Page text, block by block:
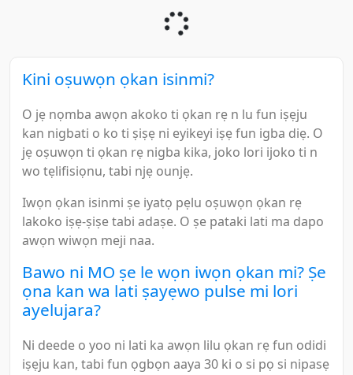
Kini oṣuwọn ọkan isinmi?
O jẹ nọmba awọn akoko ti ọkan rẹ n lu fun iṣẹju
kan nigbati o ko ti ṣiṣẹ ni eyikeyi iṣẹ fun igba diẹ. O
jẹ oṣuwọn ti ọkan rẹ nigba kika, joko lori ijoko ti n
wo tẹlifisiọnu, tabi njẹ ounjẹ.
Iwọn ọkan isinmi ṣe iyatọ pẹlu oṣuwọn ọkan rẹ
lakoko iṣẹ-ṣiṣe tabi adaṣe. O ṣe pataki lati ma dapo
awọn wiwọn meji naa.
Bawo ni MO ṣe le wọn iwọn ọkan mi? Ṣe
ọna kan wa lati ṣayẹwo pulse mi lori
ayelujara?
Ni deede o yoo ni lati ka awọn lilu ọkan rẹ fun odidi
iṣẹju kan, tabi fun ọgbọn aaya 30 ki o si pọ si nipasẹ